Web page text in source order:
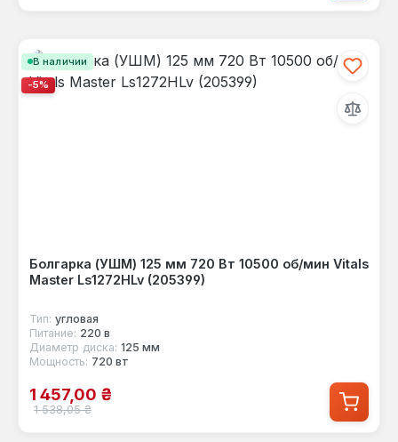
В наличии
-5%
Болгарка (УШМ) 125 мм 720 Вт 10500 об/мин Vitals
Master Ls1272HLv (205399)
Тип: угловая
Питание: 220 в
Диаметр диска: 125 мм
Мощность: 720 вт
Цена продажи:
1 457,00 ₴
Обычная цена:
1 538,05 ₴